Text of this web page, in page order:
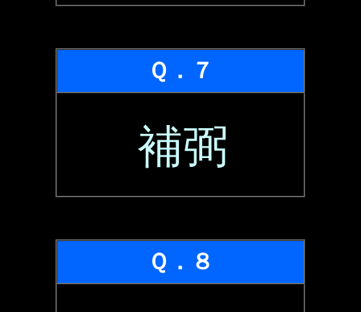
Ｑ．７
補弼
Ｑ．８